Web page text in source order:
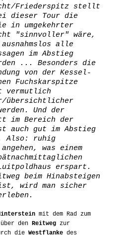
Friederspitz stellt
dieser Tour die
in umgekehrter
"sinnvoller" wäre,
ausnahmslos alle
im Abstieg
... Besonders die
von der Kessel-
Fuchskarspitze
vermutlich
übersichtlicher
Und der
im Bereich der
auch gut im Abstieg
Also: ruhig
was einem
erspart.
beim Hinabsteigen
wird man sicher
mit dem Rad zum
den Reitweg zur
die Westflanke des